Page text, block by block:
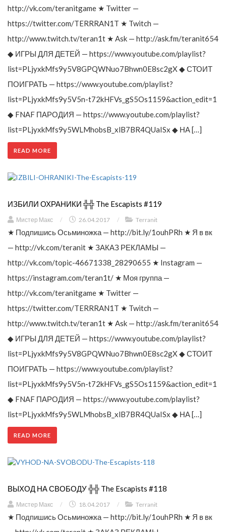
http://vk.com/teranitgame ★ Twitter —
https://twitter.com/TERRRAN1T ★ Twitch —
http://www.twitch.tv/teran1t ★ Ask — http://ask.fm/teranit654
◆ ИГРЫ ДЛЯ ДЕТЕЙ — https://www.youtube.com/playlist?
list=PLjyxkMfs9y5V8GPQWNuo7Bhwn0E8sc2gX ◆ СТОИТ
ПОИГРАТЬ — https://www.youtube.com/playlist?
list=PLjyxkMfs9y5V5n-t72kHFVs_gS5Os1159&action_edit=1
◆ FNAF ПАРОДИЯ — https://www.youtube.com/playlist?
list=PLjyxkMfs9y5WLMhobsB_xlB7BR4QUaISx ◆ НА […]
READ MORE
ИЗБИЛИ ОХРАНИКИ ╬╬ The Escapists #119
Мистер Макс / 26.04.2017 / Terranit
★ Подпишись Осьминожка — http://bit.ly/1ouhPRh ★ Я в вк
— http://vk.com/teranit ★ ЗАКАЗ РЕКЛАМЫ —
http://vk.com/topic-46671338_28290655 ★ Instagram —
https://instagram.com/teran1t/ ★ Моя группа —
http://vk.com/teranitgame ★ Twitter —
https://twitter.com/TERRRAN1T ★ Twitch —
http://www.twitch.tv/teran1t ★ Ask — http://ask.fm/teranit654
◆ ИГРЫ ДЛЯ ДЕТЕЙ — https://www.youtube.com/playlist?
list=PLjyxkMfs9y5V8GPQWNuo7Bhwn0E8sc2gX ◆ СТОИТ
ПОИГРАТЬ — https://www.youtube.com/playlist?
list=PLjyxkMfs9y5V5n-t72kHFVs_gS5Os1159&action_edit=1
◆ FNAF ПАРОДИЯ — https://www.youtube.com/playlist?
list=PLjyxkMfs9y5WLMhobsB_xlB7BR4QUaISx ◆ НА […]
READ MORE
ВЫХОД НА СВОБОДУ ╬╬ The Escapists #118
Мистер Макс / 18.04.2017 / Terranit
★ Подпишись Осьминожка — http://bit.ly/1ouhPRh ★ Я в вк